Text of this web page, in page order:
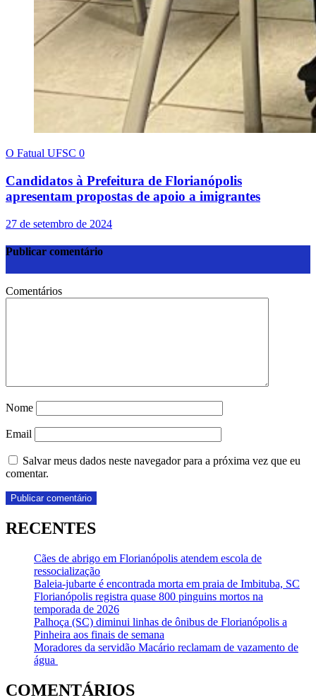
O Fatual UFSC 0
Candidatos à Prefeitura de Florianópolis
apresentam propostas de apoio a imigrantes
27 de setembro de 2024
Publicar comentário
Comentários
Nome
Email
Salvar meus dados neste navegador para a próxima vez que eu
comentar.
RECENTES
Cães de abrigo em Florianópolis atendem escola de
ressocialização
Baleia-jubarte é encontrada morta em praia de Imbituba, SC
Florianópolis registra quase 800 pinguins mortos na
temporada de 2026
Palhoça (SC) diminui linhas de ônibus de Florianópolis a
Pinheira aos finais de semana
Moradores da servidão Macário reclamam de vazamento de
água
COMENTÁRIOS